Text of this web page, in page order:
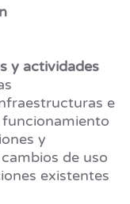
y actividades
e
funcionamiento
y
de uso
existentes